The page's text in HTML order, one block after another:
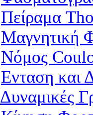
Πείραμα
Μαγνητική
Νόμος
Ενταση και
Δυναμικές